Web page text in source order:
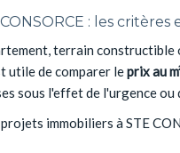
: les critères
terrain constructible
utile de comparer leprix au
sous l'effet de l'urgence
immobiliers à STE